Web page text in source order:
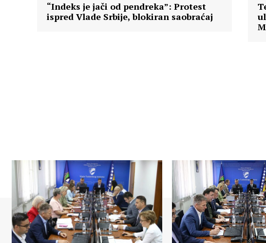
“Indeks je jači od pendreka”: Protest
ispred Vlade Srbije, blokiran saobraćaj